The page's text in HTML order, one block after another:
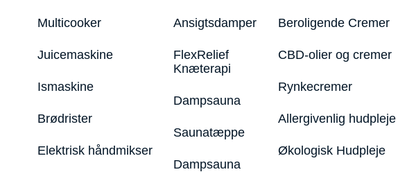
Multicooker
Juicemaskine
Ismaskine
Brødrister
Elektrisk håndmikser
Ansigtsdamper
FlexRelief
Knæterapi
Dampsauna
Saunatæppe
Dampsauna
Beroligende Cremer
CBD-olier og cremer
Rynkecremer
Allergivenlig hudpleje
Økologisk Hudpleje